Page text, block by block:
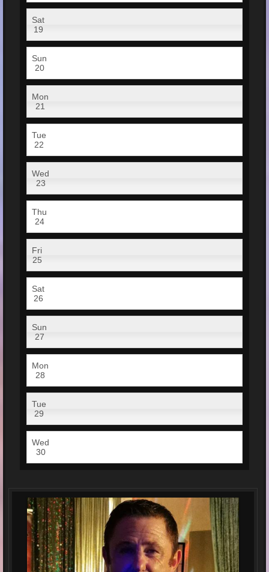
Sat
19
Sun
20
Mon
21
Tue
22
Wed
23
Thu
24
Fri
25
Sat
26
Sun
27
Mon
28
Tue
29
Wed
30